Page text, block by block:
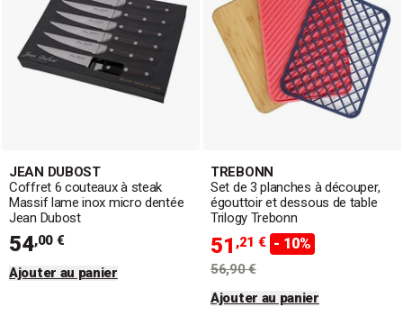
JEAN DUBOST
Coffret 6 couteaux à steak
Massif lame inox micro dentée
Jean Dubost
54,00 €
Ajouter au panier
TREBONN
Set de 3 planches à découper,
égouttoir et dessous de table
Trilogy Trebonn
51 ,21 € - 10%
56,90 €
Ajouter au panier